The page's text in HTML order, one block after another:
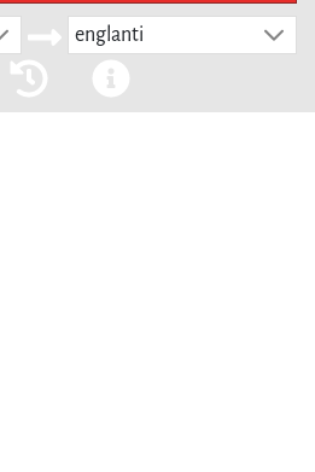
englanti